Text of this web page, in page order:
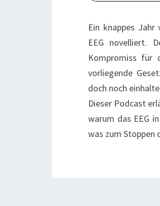
Ein knappes
EEG novelliert.
Kompromiss für
vorliegende
doch noch
Dieser Podcast
warum das EEG
was zum Stoppen